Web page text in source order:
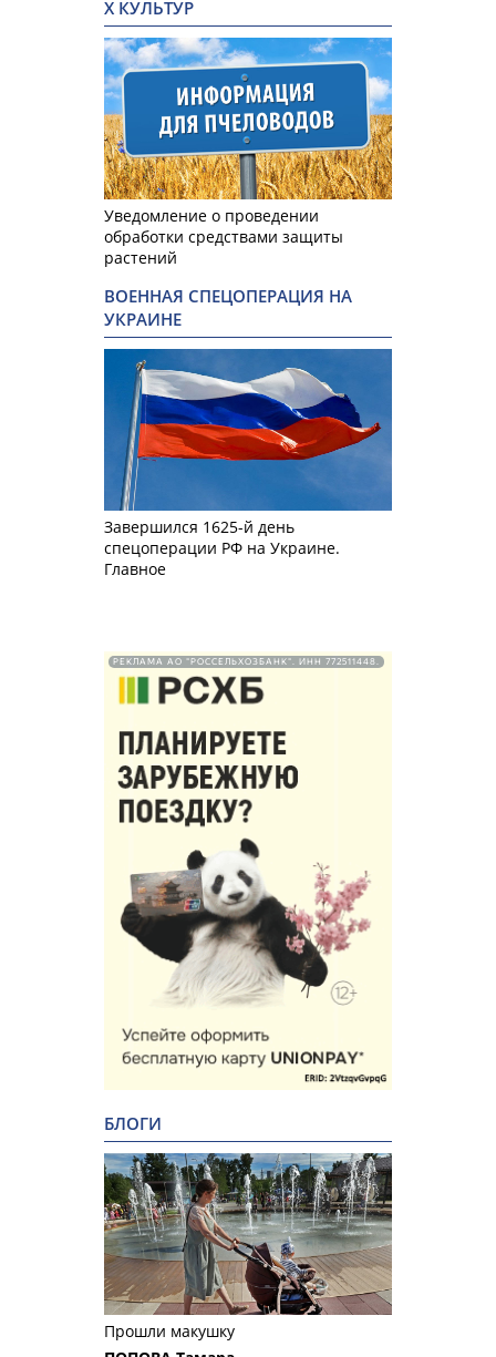
Х КУЛЬТУР
Уведомление о проведении
обработки средствами защиты
растений
ВОЕННАЯ СПЕЦОПЕРАЦИЯ НА
УКРАИНЕ
Завершился 1625-й день
спецоперации РФ на Украине.
Главное
РЕКЛАМА АО "РОССЕЛЬХОЗБАНК". ИНН 772511448.
БЛОГИ
Прошли макушку